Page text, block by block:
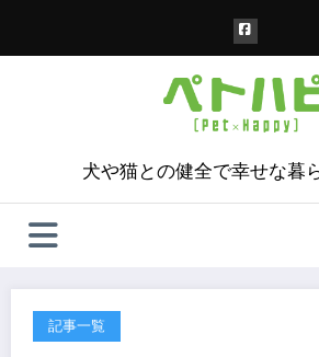
犬や猫との健全で幸せな暮
記事一覧